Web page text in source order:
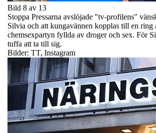
Bild 8 av 13
Stoppa Pressarna avslöjade "tv-profilens"
Silvia och att kungavännen kopplas till en ring
chemsexpartyn fyllda av droger och sex. För
tuffa att ta till sig.
Bilder: TT, Instagram